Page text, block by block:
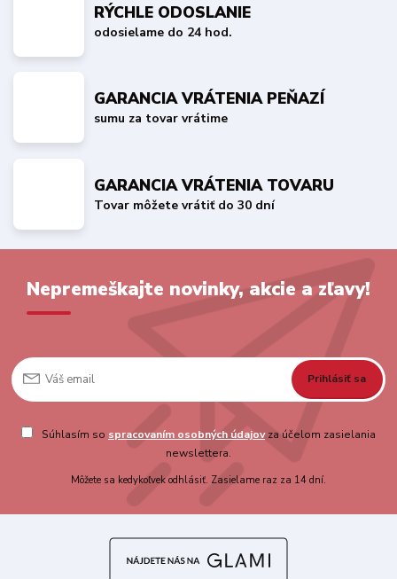
RÝCHLE ODOSLANIE
odosielame do 24 hod.
GARANCIA VRÁTENIA PEŇAZÍ
sumu za tovar vrátime
GARANCIA VRÁTENIA TOVARU
Tovar môžete vrátiť do 30 dní
Nepremeškajte novinky, akcie a zľavy!
Prihlásiť sa
Súhlasím so spracovaním osobných údajovza účelom zasielania
newslettera.
Môžete sa kedykoľvek odhlásiť. Zasielame raz za 14 dní.